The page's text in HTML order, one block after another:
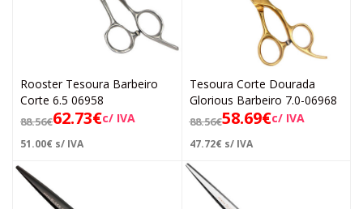
Rooster Tesoura Barbeiro
Corte 6.5 06958
88.56€62.73€c/ IVA
51.00€ s/ IVA
Tesoura Corte Dourada
Glorious Barbeiro 7.0-06968
88.56€58.69€c/ IVA
47.72€ s/ IVA